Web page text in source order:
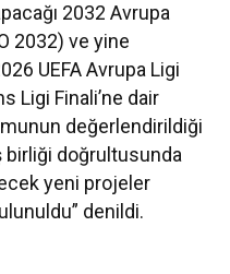
2032 Avrupa
2032) ve yine
UEFA Avrupa Ligi
Ligi Finali’ne dair
değerlendirildiği
birliği doğrultusunda
yeni projeler
denildi.